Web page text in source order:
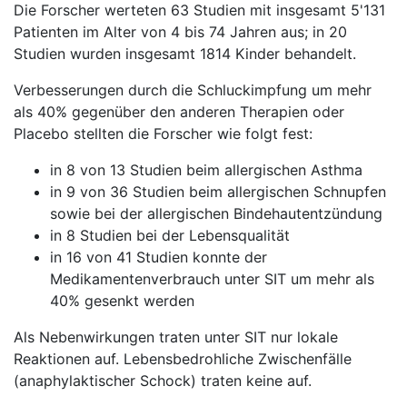
Die Forscher werteten 63 Studien mit insgesamt 5'131
Patienten im Alter von 4 bis 74 Jahren aus; in 20
Studien wurden insgesamt 1814 Kinder behandelt.
Verbesserungen durch die Schluckimpfung um mehr
als 40% gegenüber den anderen Therapien oder
Placebo stellten die Forscher wie folgt fest:
in 8 von 13 Studien beim allergischen Asthma
in 9 von 36 Studien beim allergischen Schnupfen
sowie bei der allergischen Bindehautentzündung
in 8 Studien bei der Lebensqualität
in 16 von 41 Studien konnte der
Medikamentenverbrauch unter SIT um mehr als
40% gesenkt werden
Als Nebenwirkungen traten unter SIT nur lokale
Reaktionen auf. Lebensbedrohliche Zwischenfälle
(anaphylaktischer Schock) traten keine auf.